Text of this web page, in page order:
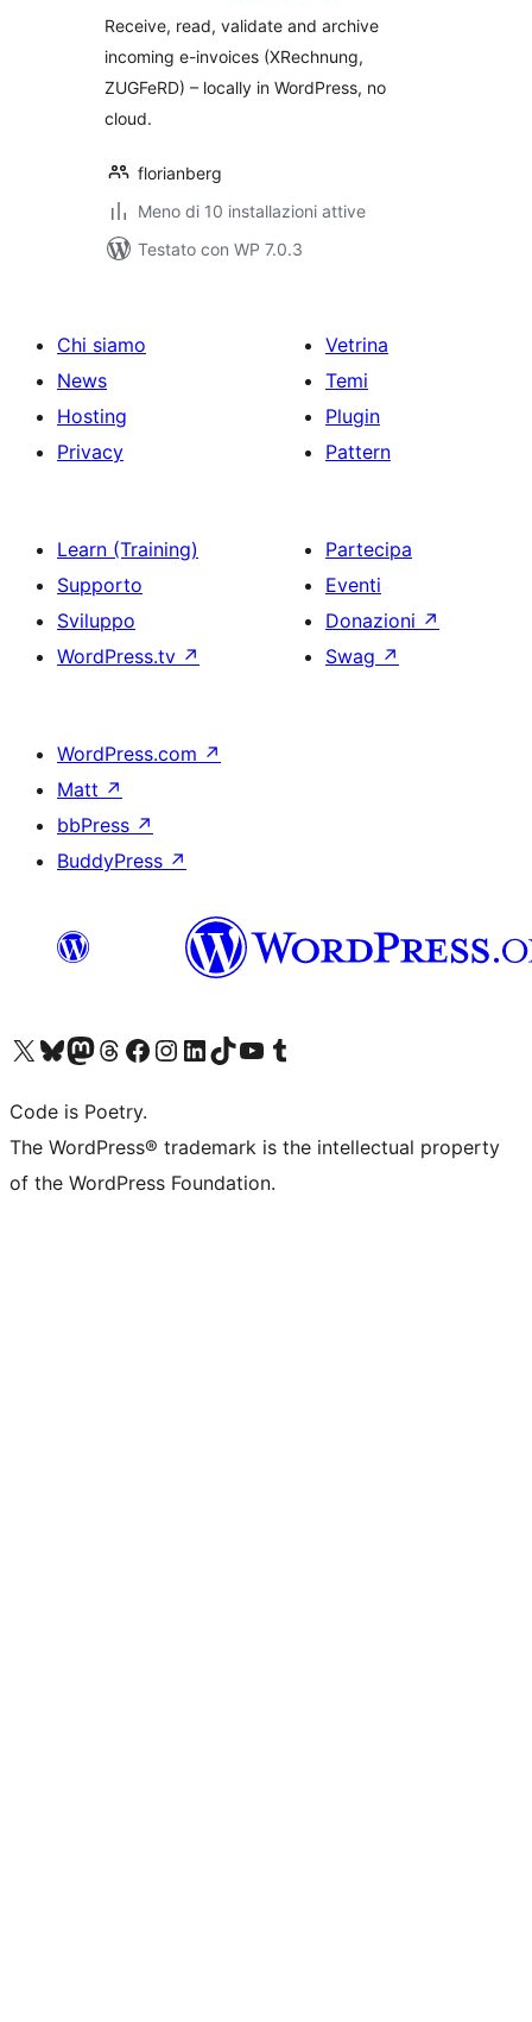
Receive, read, validate and archive
incoming e-invoices (XRechnung,
ZUGFeRD) – locally in WordPress, no
cloud.
florianberg
Meno di 10 installazioni attive
Testato con WP 7.0.3
Chi siamo
News
Hosting
Privacy
Vetrina
Temi
Plugin
Pattern
Learn (Training)
Supporto
Sviluppo
WordPress.tv ↗
Partecipa
Eventi
Donazioni ↗
Swag ↗
WordPress.com ↗
Matt ↗
bbPress ↗
BuddyPress ↗
Visita il nostro account X (ex Twitter)
Visita il nostro account Bluesky
Visita il nostro account Mastodon
Visita il nostro account Threads
Visita la nostra pagina Facebook
Visita il nostro account Instagram
Visita il nostro account LinkedIn
Visita il nostro account TikTok
Visita il nostro canale YouTube
Visita il nostro account Tumblr
Code is Poetry.
The WordPress® trademark is the intellectual property
of the WordPress Foundation.